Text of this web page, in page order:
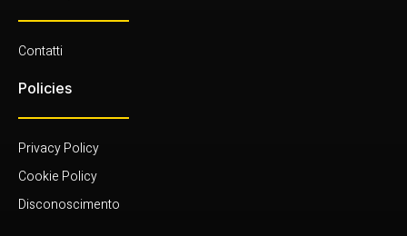
Contatti
Policies
Privacy Policy
Cookie Policy
Disconoscimento